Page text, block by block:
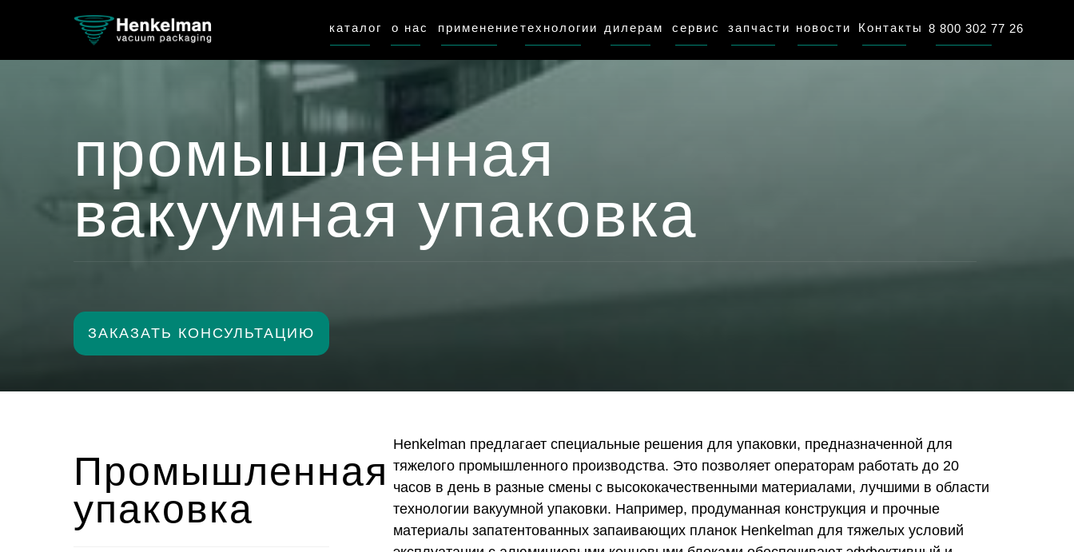
о нас
каталог применение новости 8 800 302 77 26
Контакты
технологии дилерам сервис запчасти
промышленная
вакуумная упаковка
ЗАКАЗАТЬ КОНСУЛЬТАЦИЮ
Промышленная
упаковка
Henkelman предлагает специальные решения для упаковки, предназначенной для
тяжелого промышленного производства. Это позволяет операторам работать до 20
часов в день в разные смены с высококачественными материалами, лучшими в области
технологии вакуумной упаковки. Например, продуманная конструкция и прочные
материалы запатентованных запаивающих планок Henkelman для тяжелых условий